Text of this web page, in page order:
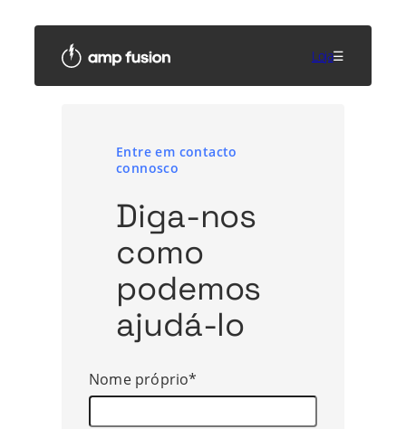
para
conteúdo
Loja☰
Entre em contacto
connosco
Diga-nos
como
podemos
ajudá-lo
Nome próprio*